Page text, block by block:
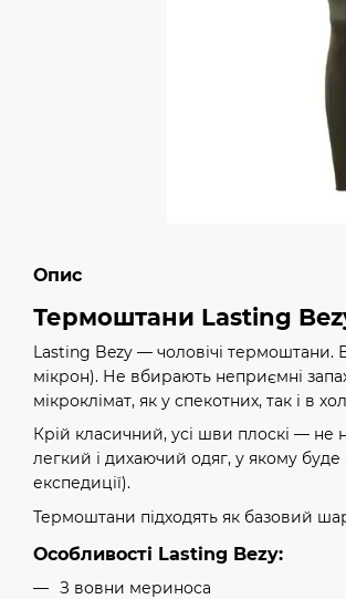
Опис
Термоштани Lasting
Lasting Bezy — чоловічі термоштани.
мікрон). Не вбирають неприємні
мікроклімат, як у спекотних, так і в
Крій класичний, усі шви плоскі — не
легкий і дихаючий одяг, у якому
експедиції).
Термоштани підходять як базовий
Особливості Lasting Bezy:
З вовни мериноса